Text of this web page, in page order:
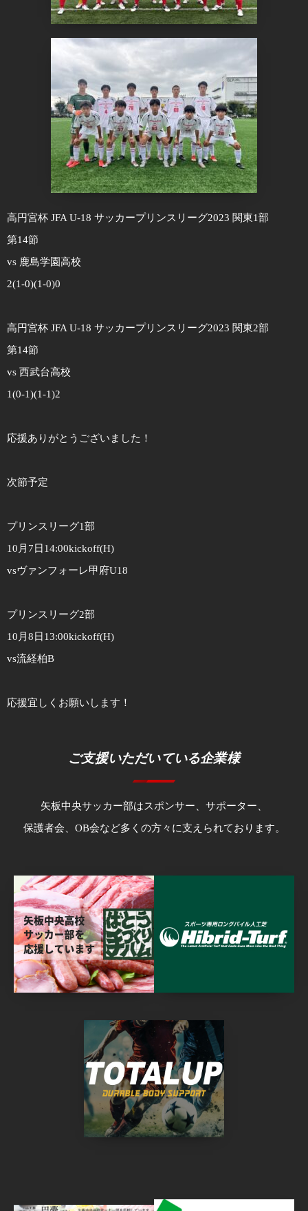
高円宮杯 JFA U-18 サッカープリンスリーグ2023 関東1部
第14節
vs 鹿島学園高校
2(1-0)(1-0)0
高円宮杯 JFA U-18 サッカープリンスリーグ2023 関東2部
第14節
vs 西武台高校
1(0-1)(1-1)2
応援ありがとうございました！
次節予定
プリンスリーグ1部
10月7日14:00kickoff(H)
vsヴァンフォーレ甲府U18
プリンスリーグ2部
10月8日13:00kickoff(H)
vs流経柏B
応援宜しくお願いします！
ご支援いただいている企業様
矢板中央サッカー部はスポンサー、サポーター、
保護者会、OB会など多くの方々に支えられております。